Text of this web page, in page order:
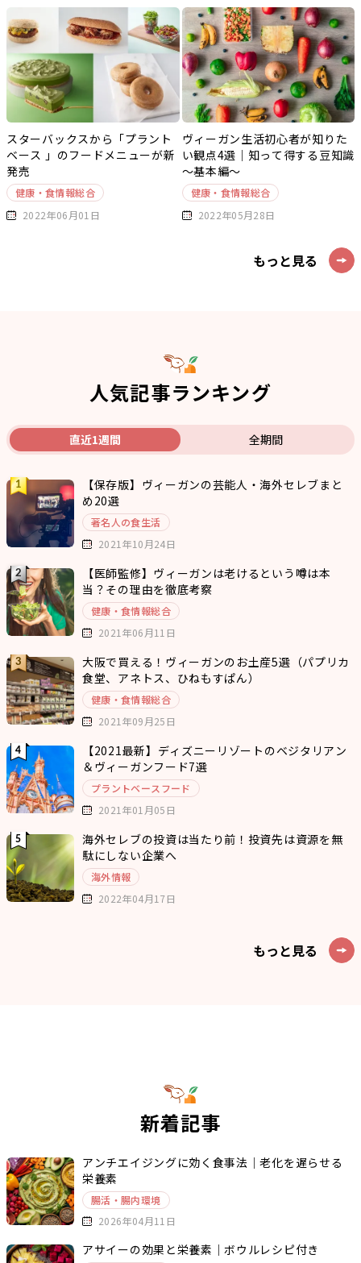
スターバックスから「プラント
ベース 」のフードメニューが新
発売
健康・食情報総合
2022年06月01日
ヴィーガン生活初心者が知りた
い観点4選｜知って得する豆知識
～基本編～
健康・食情報総合
2022年05月28日
もっと見る
人気記事ランキング
直近1週間 全期間
【保存版】ヴィーガンの芸能人・海外セレブまと
め20選
著名人の食生活
2021年10月24日
【医師監修】ヴィーガンは老けるという噂は本
当？その理由を徹底考察
健康・食情報総合
2021年06月11日
大阪で買える！ヴィーガンのお土産5選（パプリカ
食堂、アネトス、ひねもすぱん）
健康・食情報総合
2021年09月25日
【2021最新】ディズニーリゾートのベジタリアン
＆ヴィーガンフード7選
プラントベースフード
2021年01月05日
海外セレブの投資は当たり前！投資先は資源を無
駄にしない企業へ
海外情報
2022年04月17日
もっと見る
新着記事
アンチエイジングに効く食事法｜老化を遅らせる
栄養素
腸活・腸内環境
2026年04月11日
アサイーの効果と栄養素｜ボウルレシピ付き